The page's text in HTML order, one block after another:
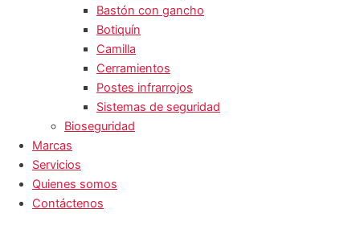
Bastón con gancho
Botiquín
Camilla
Cerramientos
Postes infrarrojos
Sistemas de seguridad
Bioseguridad
Marcas
Servicios
Quienes somos
Contáctenos